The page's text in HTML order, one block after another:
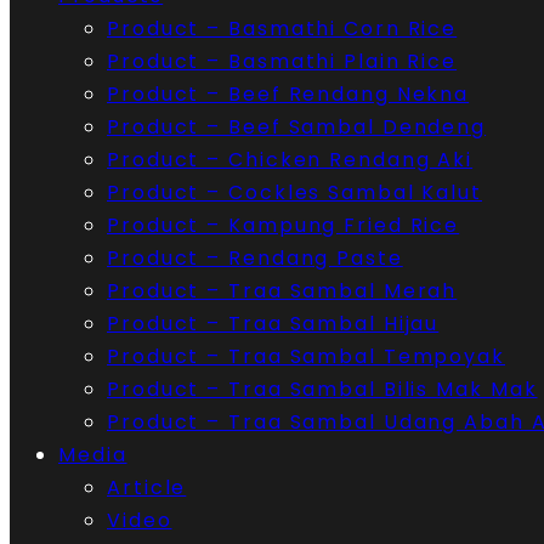
Product – Basmathi Corn Rice
Product – Basmathi Plain Rice
Product – Beef Rendang Nekna
Product – Beef Sambal Dendeng
Product – Chicken Rendang Aki
Product – Cockles Sambal Kalut
Product – Kampung Fried Rice
Product – Rendang Paste
Product – Traa Sambal Merah
Product – Traa Sambal Hijau
Product – Traa Sambal Tempoyak
Product – Traa Sambal Bilis Mak Mak
Product – Traa Sambal Udang Abah
Media
Article
Video